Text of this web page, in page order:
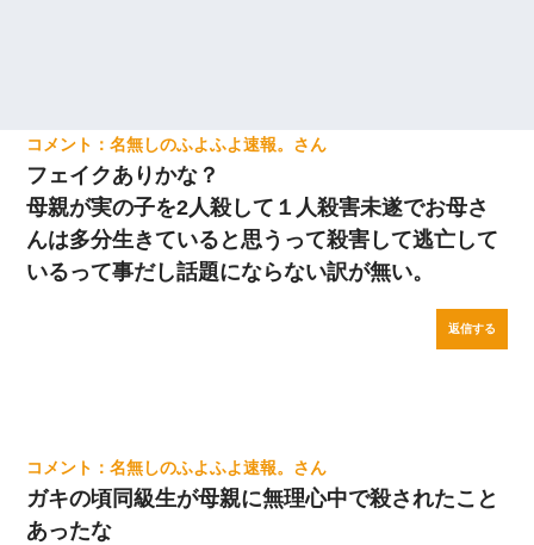
名無しのふよふよ速報。
フェイクありかな？
母親が実の子を2人殺して１人殺害未遂でお母さ
んは多分生きていると思うって殺害して逃亡して
いるって事だし話題にならない訳が無い。
返信する
名無しのふよふよ速報。
ガキの頃同級生が母親に無理心中で殺されたこと
あったな